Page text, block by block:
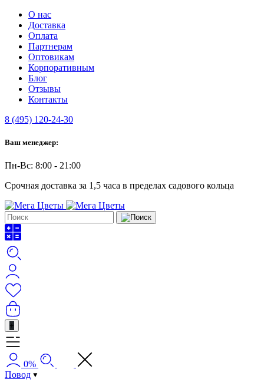
О нас
Доставка
Оплата
Партнерам
Оптовикам
Корпоративным
Блог
Отзывы
Контакты
8 (495) 120-24-30
Ваш менеджер:
Пн-Вс: 8:00 - 21:00
Срочная доставка за 1,5 часа в пределах садового кольца
+
0%
Повод